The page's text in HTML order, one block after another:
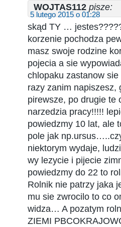
WOJTAS112 pisze:
5 lutego 2015 o 01:28
skąd TY …
korzenie pochodza
masz swoje rodzine
pojecia a sie
chlopaku zastanow
razy zanim napiszesz,
pirewsze, po drugie te
narzedzia pracy!!!!!
powiedzmy 10 lat, ale
pole jak
niektorym wydaje,
wy lezycie i pijecie
powiedzmy do 22 to
Rolnik nie patrzy jaka
mu sie zwrocilo to co
widza… A pozatym
ZIEMI